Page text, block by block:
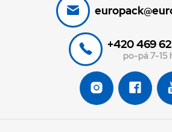
+420 469
po-pá 7-15